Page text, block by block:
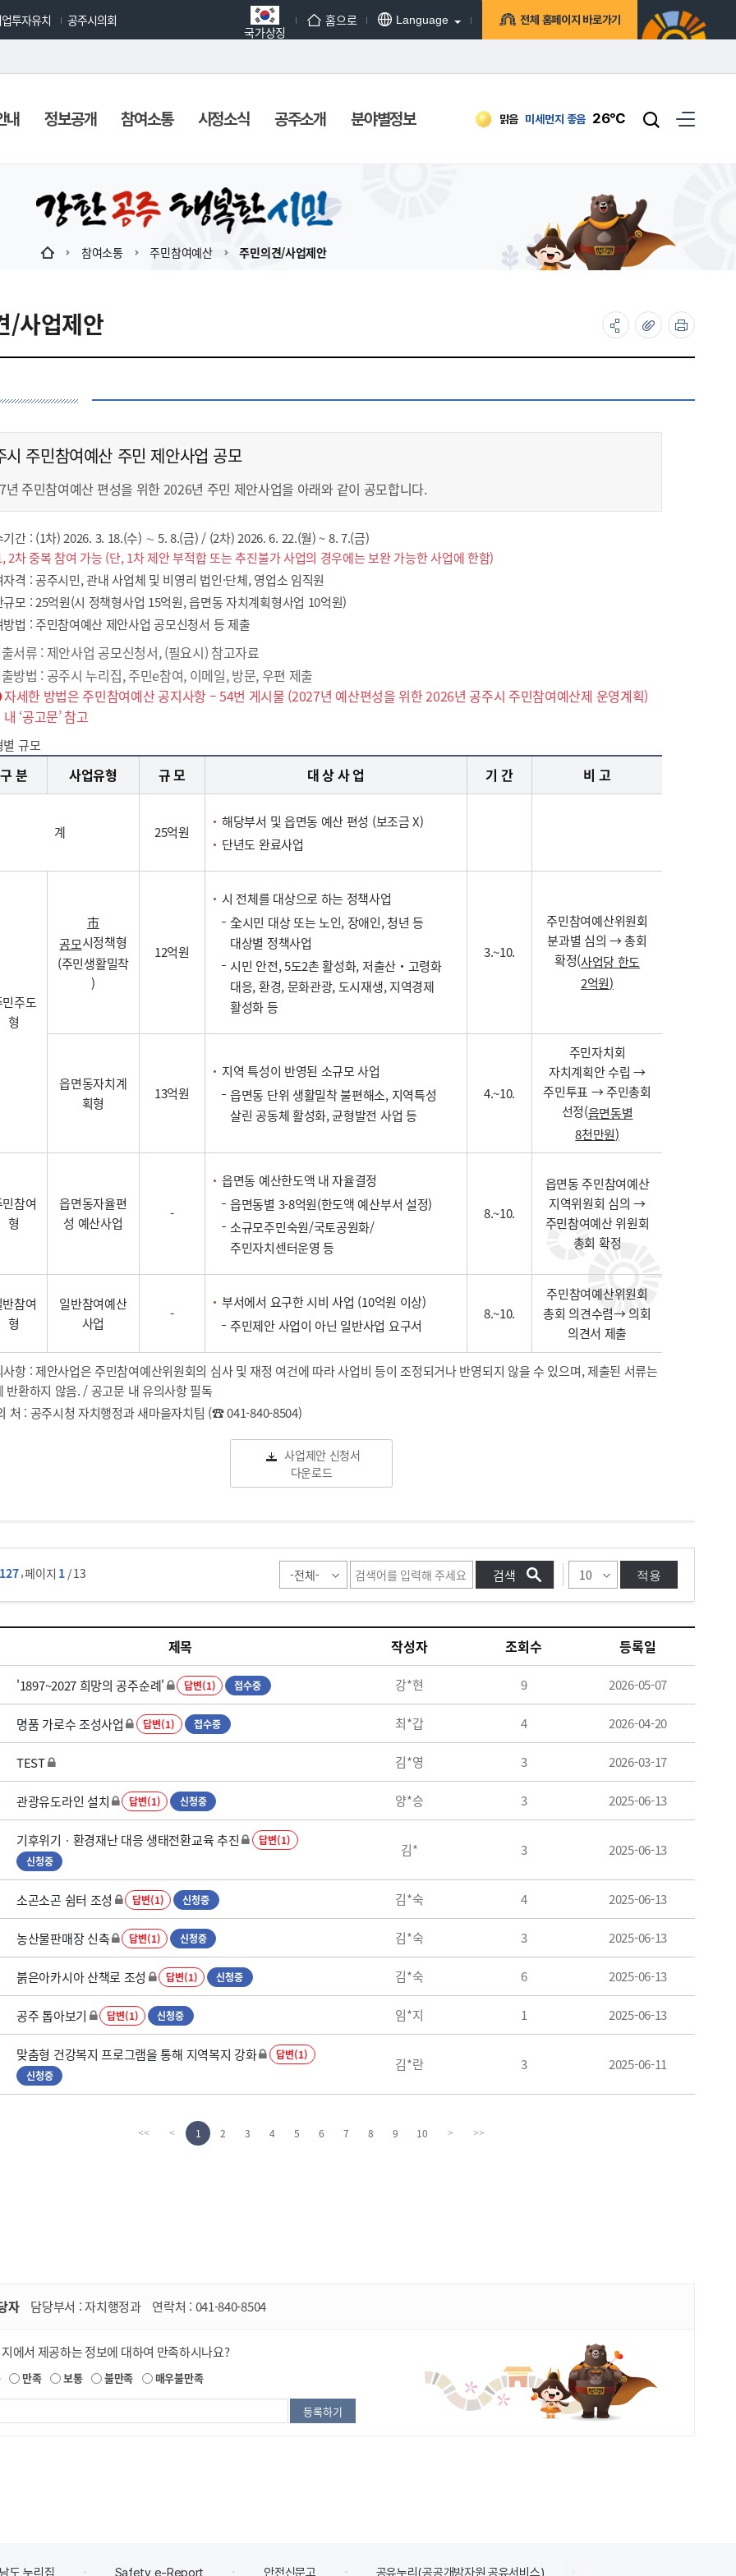
투자유치 공주시의회
국가상징
홈으로 Language 전체 홈페이지 바로가기
맑음 미세먼지 좋음 26℃
내 정보공개 참여소통 시정소식 공주소개 분야별정보
참여소통 주민참여예산 주민의견/사업제안
/사업제안
시 주민참여예산 주민 제안사업 공모
년 주민참여예산 편성을 위한 2026년 주민 제안사업을 아래와 같이 공모합니다.
기간 : (1차) 2026. 3. 18.(수) ∼ 5. 8.(금) / (2차) 2026. 6. 22.(월) ~ 8. 7.(금)
2차 중복 참여 가능 (단, 1차 제안 부적합 또는 추진불가 사업의 경우에는 보완 가능한 사업에 한함)
자격 : 공주시민, 관내 사업체 및 비영리 법인·단체, 영업소 임직원
규모 : 25억원(시 정책형사업 15억원, 읍면동 자치계획형사업 10억원)
방법 : 주민참여예산 제안사업 공모신청서 등 제출
서류 : 제안사업 공모신청서, (필요시) 참고자료
방법 : 공주시 누리집, 주민e참여, 이메일, 방문, 우편 제출
자세한 방법은 주민참여예산 공지사항 – 54번 게시물 (2027년 예산편성을 위한 2026년 공주시 주민참여예산제 운영계획)
내 ‘공고문’ 참고
별 규모
구 분 사업유형 규 모 대 상 사 업 기 간 비 고
계 25억원
해당부서 및 읍면동 예산 편성 (보조금 X)
단년도 완료사업
주도
형
市
공모시정책형
(주민생활밀착
)
12억원
시 전체를 대상으로 하는 정책사업
全시민 대상 또는 노인, 장애인, 청년 등
대상별 정책사업
시민 안전, 5도2촌 활성화, 저출산‧고령화
대응, 환경, 문화관광, 도시재생, 지역경제
활성화 등
3.~10.
주민참여예산위원회
분과별 심의 → 총회
확정(사업당 한도
2억원)
읍면동자치계
획형
13억원
지역 특성이 반영된 소규모 사업
읍면동 단위 생활밀착 불편해소, 지역특성
살린 공동체 활성화, 균형발전 사업 등
4.~10.
주민자치회
자치계획안 수립 →
주민투표 → 주민총회
선정(읍면동별
8천만원)
참여
형
읍면동자율편
성 예산사업
-
읍면동 예산한도액 내 자율결정
읍면동별 3-8억원(한도액 예산부서 설정)
소규모주민숙원/국토공원화/
주민자치센터운영 등
8.~10.
읍면동 주민참여예산
지역위원회 심의 →
주민참여예산 위원회
총회 확정
반참여
형
일반참여예산
사업
-
부서에서 요구한 시비 사업 (10억원 이상)
주민제안 사업이 아닌 일반사업 요구서
8.~10.
주민참여예산위원회
총회 의견수렴→ 의회
의견서 제출
사항 : 제안사업은 주민참여예산위원회의 심사 및 재정 여건에 따라 사업비 등이 조정되거나 반영되지 않을 수 있으며, 제출된 서류는
반환하지 않음. / 공고문 내 유의사항 필독
처 : 공주시청 자치행정과 새마을자치팀 (☎ 041-840-8504)
사업제안 신청서
다운로드
127,페이지 1/ 13 적용
제목 작성자 조회수 등록일
'1897~2027 희망의 공주순례' 답변(1) 접수중 강*현 9 2026-05-07
명품 가로수 조성사업 답변(1) 접수중 최*갑 4 2026-04-20
TEST 김*영 3 2026-03-17
관광유도라인 설치 답변(1) 신청중 양*승 3 2025-06-13
기후위기ㆍ환경재난 대응 생태전환교육 추진
답변(1)
신청중
김* 3 2025-06-13
소곤소곤 쉼터 조성 답변(1) 신청중 김*숙 4 2025-06-13
농산물판매장 신축 답변(1) 신청중 김*숙 3 2025-06-13
붉은아카시아 산책로 조성 답변(1) 신청중 김*숙 6 2025-06-13
공주 톱아보기 답변(1) 신청중 임*지 1 2025-06-13
맞춤형 건강복지 프로그램을 통해 지역복지 강화
답변(1)
신청중
김*란 3 2025-06-11
<< < 1 2 3 4 5 6 7 8 9 10 > >>
자 담당부서 :자치행정과 연락처 : 041-840-8504
에서 제공하는 정보에 대하여 만족하시나요?
만족 보통 불만족 매우불만족